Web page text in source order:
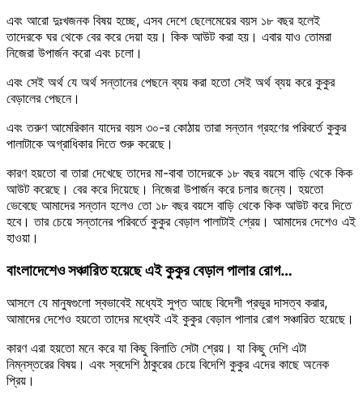
এবং আরো দুঃখজনক বিষয় হচ্ছে, এসব দেশে ছেলেমেয়ের বয়স ১৮ বছর হলেই
তাদেরকে ঘর থেকে বের করে দেয়া হয়। কিক আউট করা হয়। এবার যাও তোমরা
নিজেরা উপার্জন করো এবং চলো।
এবং সেই অর্থ যে অর্থ সন্তানের পেছনে ব্যয় করা হতো সেই অর্থ ব্যয় করে কুকুর
বেড়ালের পেছনে।
এবং তরুণ আমেরিকান যাদের বয়স ৩০-র কোঠায় তারা সন্তান গ্রহণের পরিবর্তে কুকুর
পালাটাকে অগ্রাধিকার দিতে শুরু করেছে।
কারণ হয়তো বা তারা দেখেছে তাদের মা-বাবা তাদেরকে ১৮ বছর বয়সে বাড়ি থেকে কিক
আউট করেছে। বের করে দিয়েছে। নিজেরা উপার্জন করে চলার জন্যে। হয়তো
ভেবেছে আমাদের সন্তান হলেও তো ১৮ বছর বয়সে বাড়ি থেকে কিক আউট করে দিতে
হবে। তার চেয়ে সন্তানের পরিবর্তে কুকুর বেড়াল পালাটাই শ্রেয়। আমাদের দেশেও এই
হাওয়া।
বাংলাদেশেও সঞ্চারিত হয়েছে এই কুকুর বেড়াল পালার রোগ…
আসলে যে মানুষগুলো স্বভাবেই মধ্যেই সুপ্ত আছে বিদেশী প্রভুর দাসত্ব করার,
আমাদের দেশেও হয়তো তাদের মধ্যেই এই কুকুর বেড়াল পালার রোগ সঞ্চারিত হয়েছে।
কারণ এরা হয়তো মনে করে যা কিছু বিলাতি সেটা শ্রেয়। যা কিছু দেশি এটা
নিম্নস্তরের বিষয়। এবং স্বদেশি ঠাকুরের চেয়ে বিদেশি কুকুর এদের কাছে অনেক
প্রিয়।